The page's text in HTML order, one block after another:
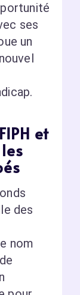
ses
un
et
des
nom